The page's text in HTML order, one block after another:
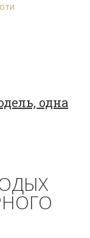
одна